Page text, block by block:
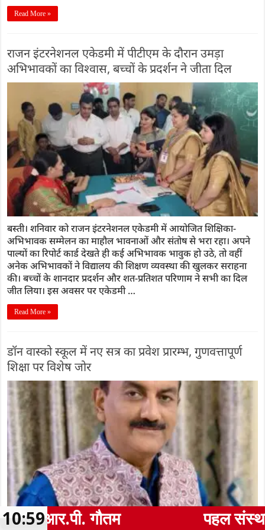
Read More »
राजन इंटरनेशनल एकेडमी में पीटीएम के दौरान उमड़ा
अभिभावकों का विश्वास, बच्चों के प्रदर्शन ने जीता दिल
बस्ती। शनिवार को राजन इंटरनेशनल एकेडमी में आयोजित शिक्षिका-
अभिभावक सम्मेलन का माहौल भावनाओं और संतोष से भरा रहा। अपने
पाल्यों का रिपोर्ट कार्ड देखते ही कई अभिभावक भावुक हो उठे, तो वहीं
अनेक अभिभावकों ने विद्यालय की शिक्षण व्यवस्था की खुलकर सराहना
की। बच्चों के शानदार प्रदर्शन और शत-प्रतिशत परिणाम ने सभी का दिल
जीत लिया। इस अवसर पर एकेडमी …
Read More »
डॉन वास्को स्कूल में नए सत्र का प्रवेश प्रारम्भ, गुणवत्तापूर्ण
शिक्षा पर विशेष जोर
– नर्सरी से 10+2 तक प्रवेश शुरू ● आधुनिक शिक्षा और अनुशासन का
पहल संस्थापक की पहल से 1,000 और
10:59